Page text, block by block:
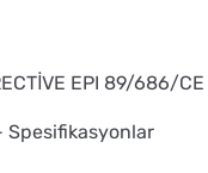
EPI 89/686/CE
Spesifikasyonlar